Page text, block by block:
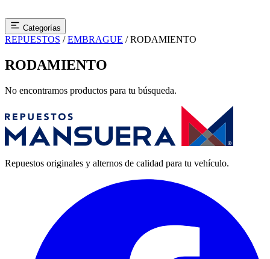
Categorías
REPUESTOS / EMBRAGUE / RODAMIENTO
RODAMIENTO
No encontramos productos para tu búsqueda.
Repuestos originales y alternos de calidad para tu vehículo.